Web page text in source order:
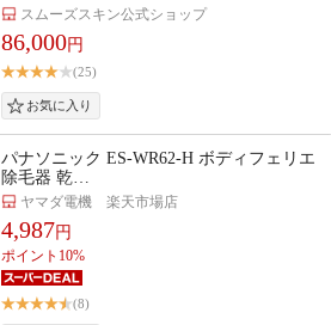
スムーズスキン公式ショップ
86,000円
(25)
パナソニック ES-WR62-H ボディフェリエ
除毛器 乾…
ヤマダ電機 楽天市場店
4,987円
ポイント10%
(8)